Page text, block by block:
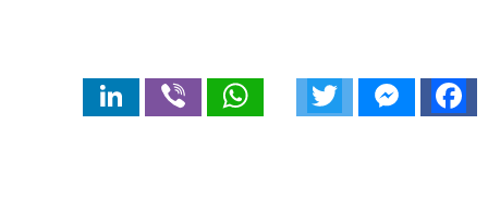
Facebook
Messenger
WhatsApp